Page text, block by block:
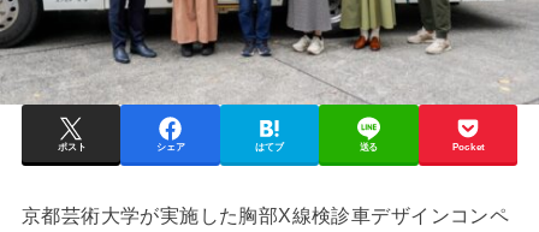
ポスト シェア はてブ 送る Pocket
京都芸術大学が実施した胸部X線検診車デザインコンペ